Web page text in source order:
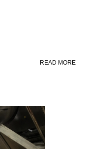
READ MORE